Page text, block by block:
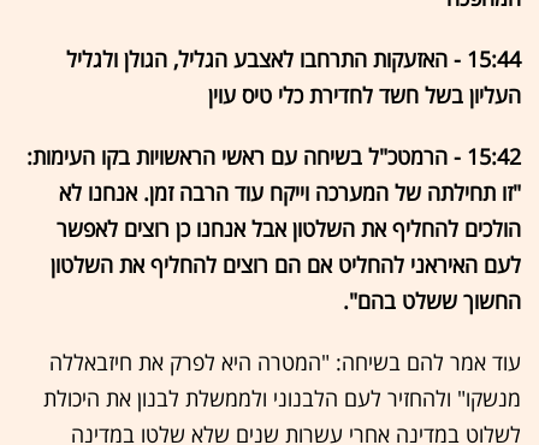
15:44 - האזעקות התרחבו לאצבע הגליל, הגולן ולגליל
העליון בשל חשד לחדירת כלי טיס עוין
15:42 - הרמטכ"ל בשיחה עם ראשי הראשויות בקו העימות:
"זו תחילתה של המערכה וייקח עוד הרבה זמן. אנחנו לא
הולכים להחליף את השלטון אבל אנחנו כן רוצים לאפשר
לעם האיראני להחליט אם הם רוצים להחליף את השלטון
החשוך ששלט בהם".
עוד אמר להם בשיחה: "המטרה היא לפרק את חיזבאללה
מנשקו" ולהחזיר לעם הלבנוני ולממשלת לבנון את היכולת
לשלוט במדינה אחרי עשרות שנים שלא שלטו במדינה